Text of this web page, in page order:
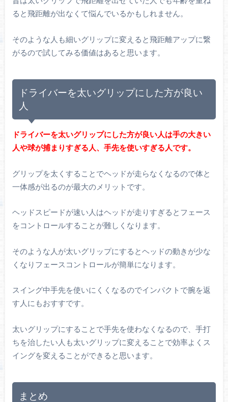
ると飛距離が出なくて悩んでいるかもしれません。
そのような人も細いグリップに変えると飛距離アップに繋
がるので試してみる価値はあると思います。
ドライバーを太いグリップにした方が良い
人
ドライバーを太いグリップにした方が良い人は手の大きい
人や球が捕まりすぎる人、手先を使いすぎる人です。
グリップを太くすることでヘッドが走らなくなるので体と
一体感が出るのが最大のメリットです。
ヘッドスピードが速い人はヘッドが走りすぎるとフェース
をコントロールすることが難しくなります。
そのような人が太いグリップにするとヘッドの動きが少な
くなりフェースコントロールが簡単になります。
スイング中手先を使いにくくなるのでインパクトで腕を返
す人にもおすすです。
太いグリップにすることで手先を使わなくなるので、手打
ちを治したい人も太いグリップに変えることで効率よくス
イングを変えることができると思います。
まとめ